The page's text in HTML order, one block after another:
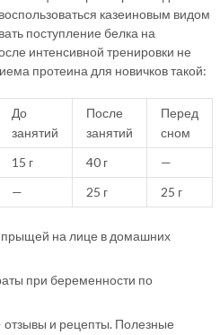
казеиновым видом
поступление белка на
интенсивной тренировки не
протеина для новичков такой:
До
занятий
После
занятий
Перед
сном
15 г 40 г
—
— 25 г 25 г
прыщей на лице в домашних
при беременности по
и рецепты. Полезные